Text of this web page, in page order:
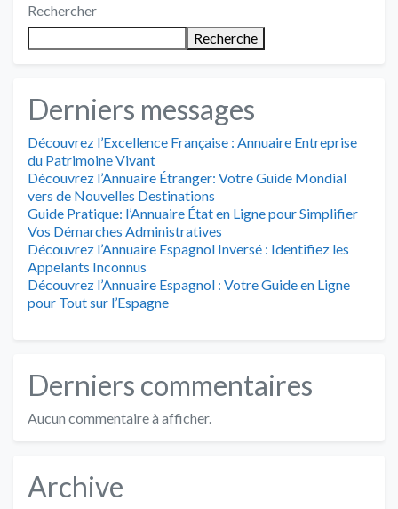
Rechercher
Recherche
Derniers messages
Découvrez l’Excellence Française : Annuaire Entreprise
du Patrimoine Vivant
Découvrez l’Annuaire Étranger: Votre Guide Mondial
vers de Nouvelles Destinations
Guide Pratique: l’Annuaire État en Ligne pour Simplifier
Vos Démarches Administratives
Découvrez l’Annuaire Espagnol Inversé : Identifiez les
Appelants Inconnus
Découvrez l’Annuaire Espagnol : Votre Guide en Ligne
pour Tout sur l’Espagne
Derniers commentaires
Aucun commentaire à afficher.
Archive